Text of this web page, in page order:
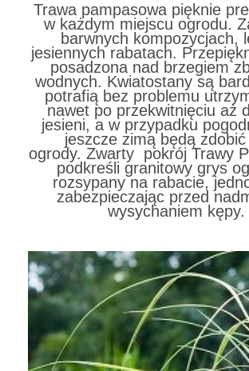
Trawa pampasowa pięknie
w każdym miejscu ogrodu.
barwnych kompozycjach,
jesiennych rabatach.
posadzona nad brzegiem
wodnych. Kwiatostany są
potrafią bez problemu
nawet po przekwitnięciu aż
jesieni, a w przypadku
jeszcze zimą będą
ogrody. Zwarty pokrój Trawy
podkreśli granitowy grys
rozsypany na rabacie,
zabezpieczając przed
wysychaniem kępy.